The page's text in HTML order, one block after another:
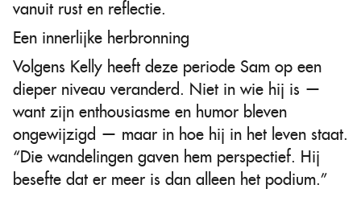
vanuit rust en reflectie.
Een innerlijke herbronning
Volgens Kelly heeft deze periode Sam op een
dieper niveau veranderd. Niet in wie hij is —
want zijn enthousiasme en humor bleven
ongewijzigd — maar in hoe hij in het leven staat.
“Die wandelingen gaven hem perspectief. Hij
besefte dat er meer is dan alleen het podium.”